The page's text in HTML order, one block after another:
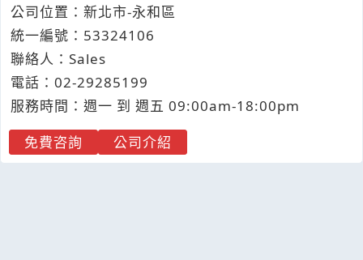
公司位置：新北市-永和區
統一編號：53324106
聯絡人：Sales
電話： 02-29285199
服務時間：週一 到 週五 09:00am-18:00pm
免費咨詢
公司介紹